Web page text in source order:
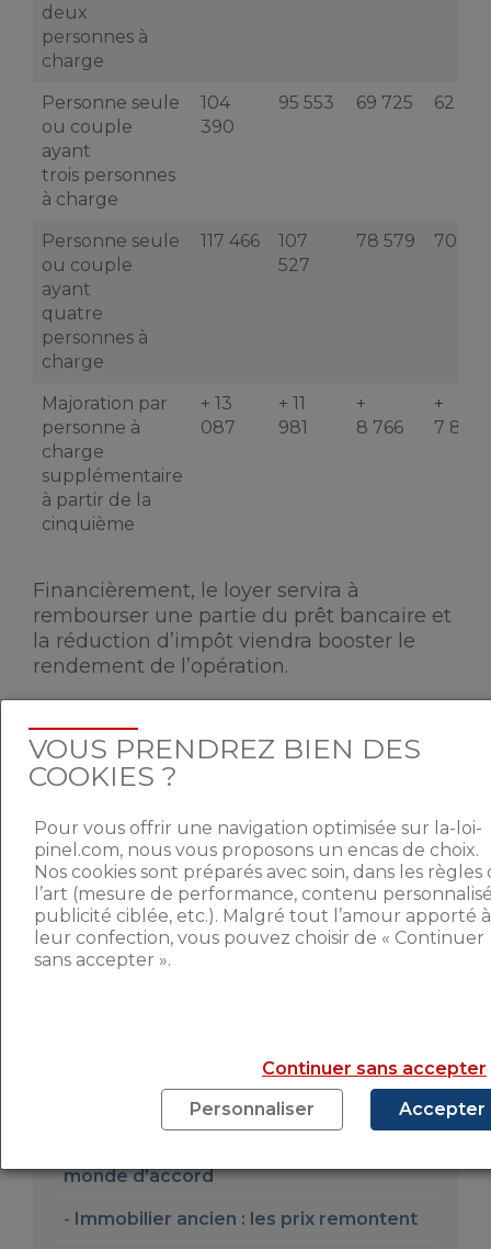
deux
personnes à
charge
Personne seule
ou couple
ayant
trois personnes
à charge
104
390
95 553 69 725 62 753
Personne seule
ou couple
ayant
quatre
personnes à
charge
117 466
107
527
78 579 70 721
Majoration par
personne à
charge
supplémentaire
à partir de la
cinquième
+ 13
087
+ 11
981
+
8 766
+
7 888
Financièrement, le loyer servira à
rembourser une partie du prêt bancaire et
la réduction d’impôt viendra booster le
rendement de l’opération.
Deux décrets doivent être
promulgués prochainement :
– Les villes éligibles au dispositif
– La liste des travaux pris en
compte dans le cadre de la
rénovation
La baisse des prix va-t-elle se
poursuivre dans l’ancien ?
monde d’accord
Immobilier ancien : les prix remontent
VOUS PRENDREZ BIEN DES
COOKIES ?
Pour vous offrir une navigation optimisée sur la-loi-
pinel.com, nous vous proposons un encas de choix.
Nos cookies sont préparés avec soin, dans les règles
l’art (mesure de performance, contenu
publicité ciblée, etc.). Malgré tout l’amour apporté à
leur confection, vous pouvez choisir de « Continuer
sans accepter ».
Continuer sans accepter
Personnaliser
Accepter